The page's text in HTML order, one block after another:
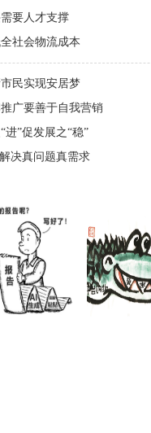
要人才支撑
社会物流成本
民实现安居梦
广要善于自我营销
进”促发展之“稳”
决真问题真需求